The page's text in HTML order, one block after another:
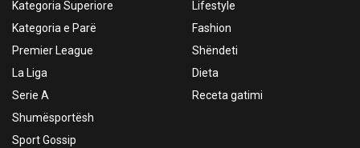
Kategoria Superiore
Kategoria e Parë
Premier League
La Liga
Serie A
Shumësportësh
Sport Gossip
Lifestyle
Fashion
Shëndeti
Dieta
Receta gatimi